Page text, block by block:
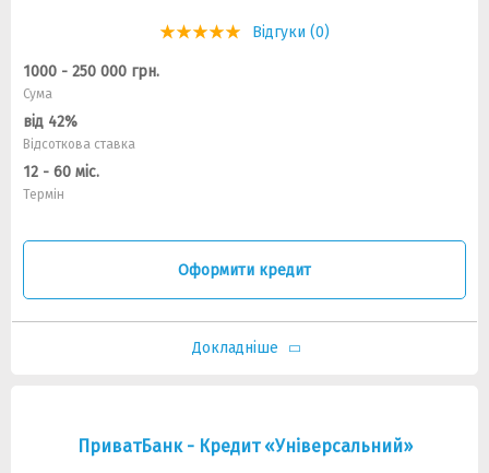
Відгуки (0)
1000 - 250 000 грн.
Сума
від 42%
Відсоткова ставка
12 - 60 міс.
Термін
Оформити кредит
Докладніше
ПриватБанк - Кредит «Універсальний»